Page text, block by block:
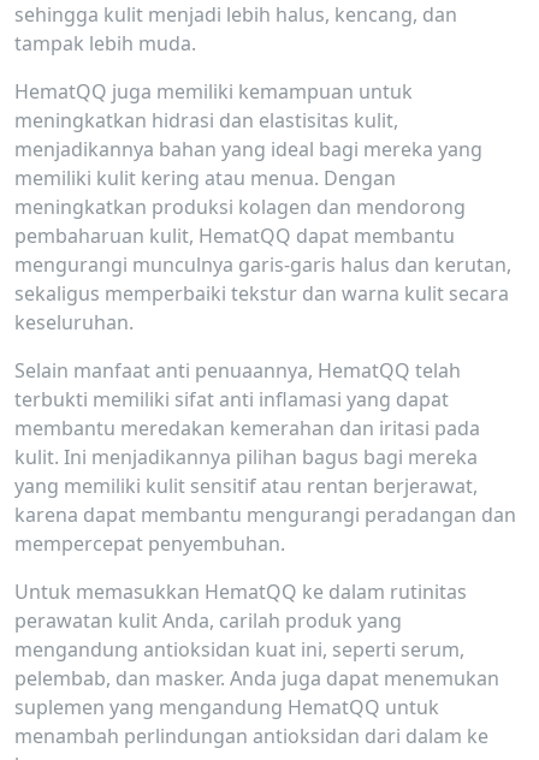
sehingga kulit menjadi lebih halus, kencang, dan
tampak lebih muda.
HematQQ juga memiliki kemampuan untuk
meningkatkan hidrasi dan elastisitas kulit,
menjadikannya bahan yang ideal bagi mereka yang
memiliki kulit kering atau menua. Dengan
meningkatkan produksi kolagen dan mendorong
pembaharuan kulit, HematQQ dapat membantu
mengurangi munculnya garis-garis halus dan kerutan,
sekaligus memperbaiki tekstur dan warna kulit secara
keseluruhan.
Selain manfaat anti penuaannya, HematQQ telah
terbukti memiliki sifat anti inflamasi yang dapat
membantu meredakan kemerahan dan iritasi pada
kulit. Ini menjadikannya pilihan bagus bagi mereka
yang memiliki kulit sensitif atau rentan berjerawat,
karena dapat membantu mengurangi peradangan dan
mempercepat penyembuhan.
Untuk memasukkan HematQQ ke dalam rutinitas
perawatan kulit Anda, carilah produk yang
mengandung antioksidan kuat ini, seperti serum,
pelembab, dan masker. Anda juga dapat menemukan
suplemen yang mengandung HematQQ untuk
menambah perlindungan antioksidan dari dalam ke